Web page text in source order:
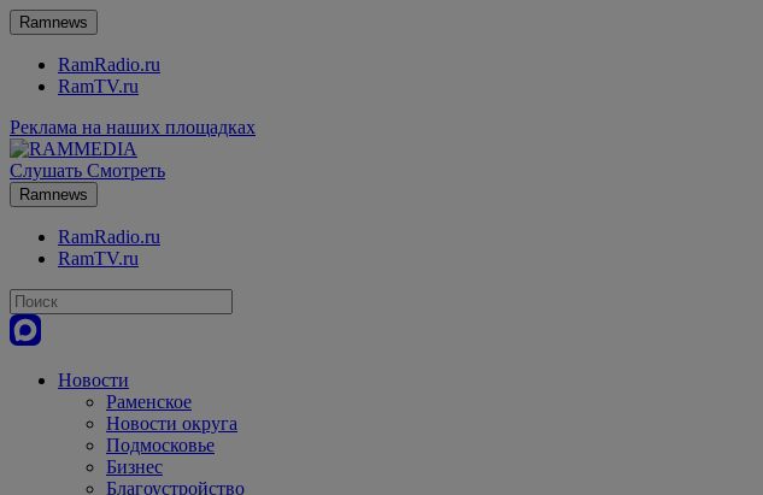
Ramnews
RamRadio.ru
RamTV.ru
Реклама на наших площадках
Слушать Смотреть
Ramnews
RamRadio.ru
RamTV.ru
Новости
Раменское
Новости округа
Подмосковье
Бизнес
Благоустройство